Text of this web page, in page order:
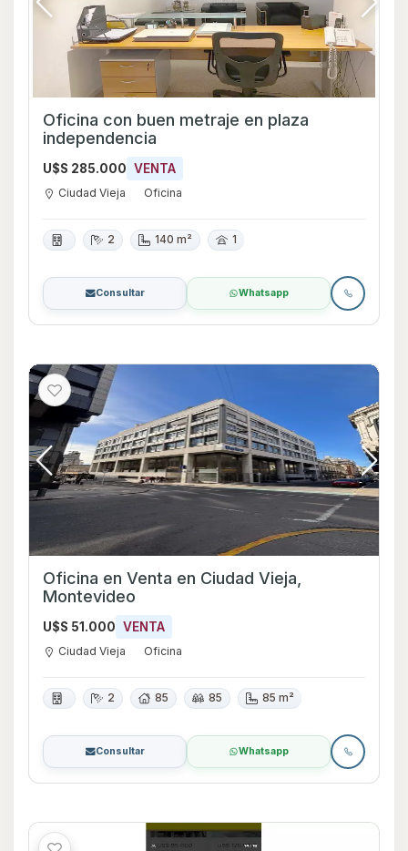
Oficina con buen metraje en plaza
independencia
U$S 285.000 VENTA
Ciudad Vieja Oficina
2 140 m² 1
Consultar Whatsapp
Oficina en Venta en Ciudad Vieja,
Montevideo
U$S 51.000 VENTA
Ciudad Vieja Oficina
2 85 85 85 m²
Consultar Whatsapp